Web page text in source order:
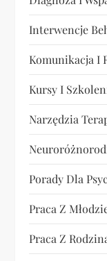
Interwencje
Komunikacja I
Kursy I
Narzędzia
Porady Dla
Praca Z
Praca Z